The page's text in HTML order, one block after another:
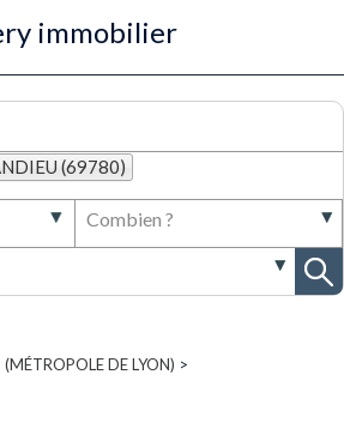
immobilier
(69780)
(MÉTROPOLE DE LYON) >